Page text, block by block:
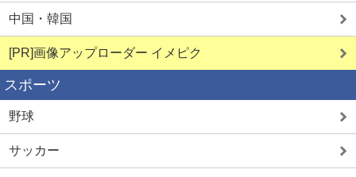
中国・韓国
[PR]画像アップローダー イメピク
スポーツ
野球
サッカー